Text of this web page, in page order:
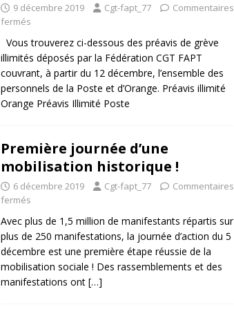
9 décembre 2019 Cgt-fapt_77
Commentaires
fermés
Vous trouverez ci-dessous des préavis de grève
illimités déposés par la Fédération CGT FAPT
couvrant, à partir du 12 décembre, l’ensemble des
personnels de la Poste et d’Orange. Préavis illimité
Orange Préavis Illimité Poste
Première journée d’une
mobilisation historique !
6 décembre 2019 Cgt-fapt_77
Commentaires
fermés
Avec plus de 1,5 million de manifestants répartis sur
plus de 250 manifestations, la journée d’action du 5
décembre est une première étape réussie de la
mobilisation sociale ! Des rassemblements et des
manifestations ont […]